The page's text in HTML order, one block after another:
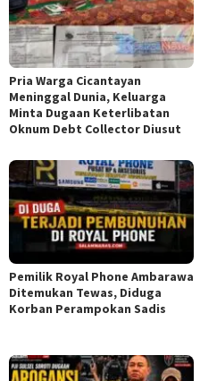
Pria Warga Cicantayan
Meninggal Dunia, Keluarga
Minta Dugaan Keterlibatan
Oknum Debt Collector Diusut
Pemilik Royal Phone Ambarawa
Ditemukan Tewas, Diduga
Korban Perampokan Sadis